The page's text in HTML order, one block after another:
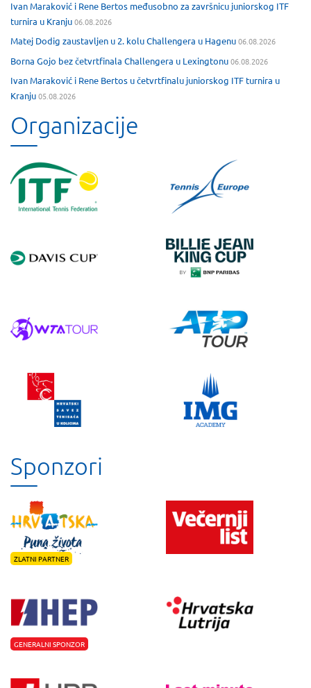
Ivan Maraković i Rene Bertos međusobno za završnicu juniorskog ITF
turnira u Kranju06.08.2026
Matej Dodig zaustavljen u 2. kolu Challengera u Hagenu06.08.2026
Borna Gojo bez četvrtfinala Challengera u Lexingtonu06.08.2026
Ivan Maraković i Rene Bertos u četvrtfinalu juniorskog ITF turnira u
Kranju05.08.2026
Organizacije
Sponzori
ZLATNI PARTNER
GENERALNI SPONZOR